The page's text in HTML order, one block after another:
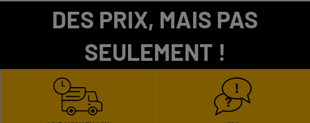
DES PRIX, MAIS PAS
SEULEMENT !